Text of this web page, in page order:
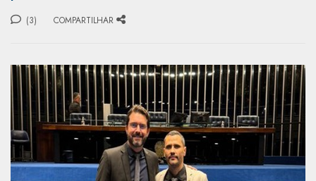
(3) COMPARTILHAR